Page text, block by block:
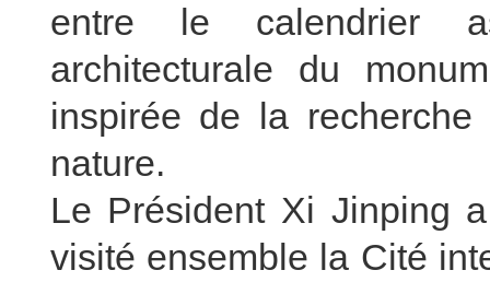
entre le calendrier
architecturale du
inspirée de la
nature.
Le Président Xi Jinping
visité ensemble la Cité